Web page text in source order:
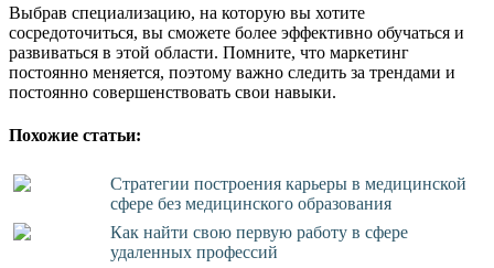
Выбрав специализацию, на которую вы хотите
сосредоточиться, вы сможете более эффективно обучаться и
развиваться в этой области. Помните, что маркетинг
постоянно меняется, поэтому важно следить за трендами и
постоянно совершенствовать свои навыки.
Похожие статьи:
Стратегии построения карьеры в медицинской
сфере без медицинского образования
Как найти свою первую работу в сфере
удаленных профессий